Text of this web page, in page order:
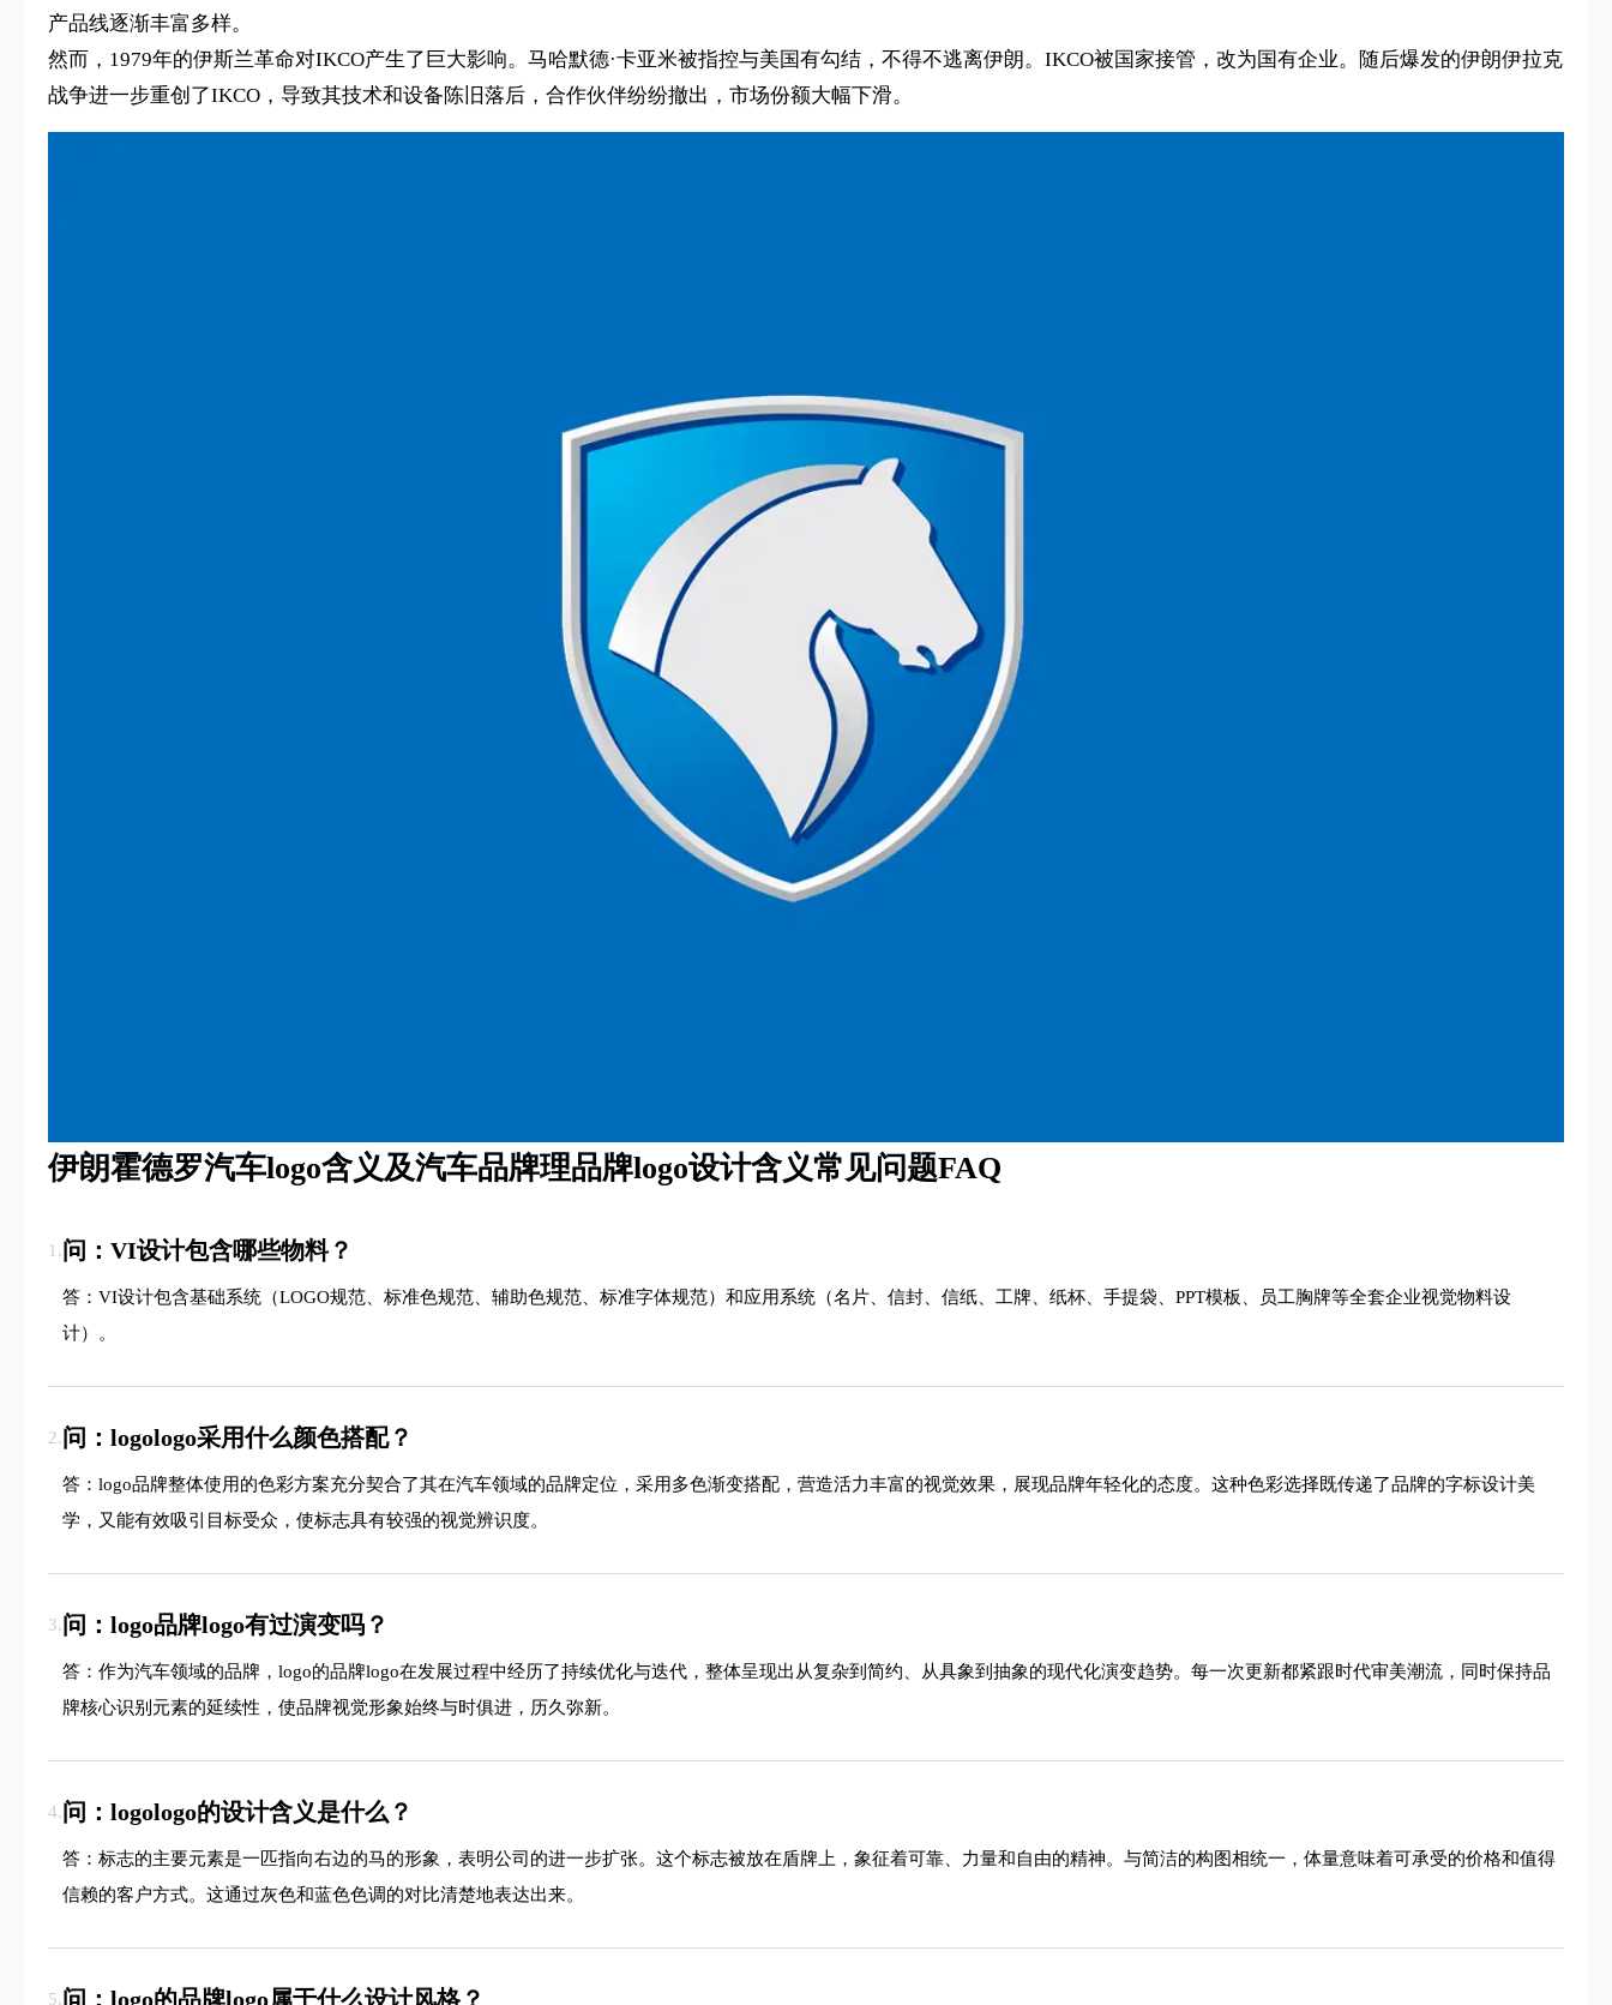
产品线逐渐丰富多样。
然而，1979年的伊斯兰革命对IKCO产生了巨大影响。马哈默德·卡亚米被指控与美国有勾结，不得不逃离伊朗。IKCO被国家接管，改为国有企业。随后爆发的伊朗伊拉克
战争进一步重创了IKCO，导致其技术和设备陈旧落后，合作伙伴纷纷撤出，市场份额大幅下滑。
‌伊朗霍德罗汽车logo含义及汽车品牌理品牌logo设计含义常见问题FAQ
1.问：VI设计包含哪些物料？
答：VI设计包含基础系统（LOGO规范、标准色规范、辅助色规范、标准字体规范）和应用系统（名片、信封、信纸、工牌、纸杯、手提袋、PPT模板、员工胸牌等全套企业视觉物料设
计）。
2.问：logologo采用什么颜色搭配？
答：logo品牌整体使用的色彩方案充分契合了其在汽车领域的品牌定位，采用多色渐变搭配，营造活力丰富的视觉效果，展现品牌年轻化的态度。这种色彩选择既传递了品牌的字标设计美
学，又能有效吸引目标受众，使标志具有较强的视觉辨识度。
3.问：logo品牌logo有过演变吗？
答：作为汽车领域的品牌，logo的品牌logo在发展过程中经历了持续优化与迭代，整体呈现出从复杂到简约、从具象到抽象的现代化演变趋势。每一次更新都紧跟时代审美潮流，同时保持品
牌核心识别元素的延续性，使品牌视觉形象始终与时俱进，历久弥新。
4.问：logologo的设计含义是什么？
答：标志的主要元素是一匹指向右边的马的形象，表明公司的进一步扩张。这个标志被放在盾牌上，象征着可靠、力量和自由的精神。与简洁的构图相统一，体量意味着可承受的价格和值得
信赖的客户方式。这通过灰色和蓝色色调的对比清楚地表达出来。
5.问：logo的品牌logo属于什么设计风格？